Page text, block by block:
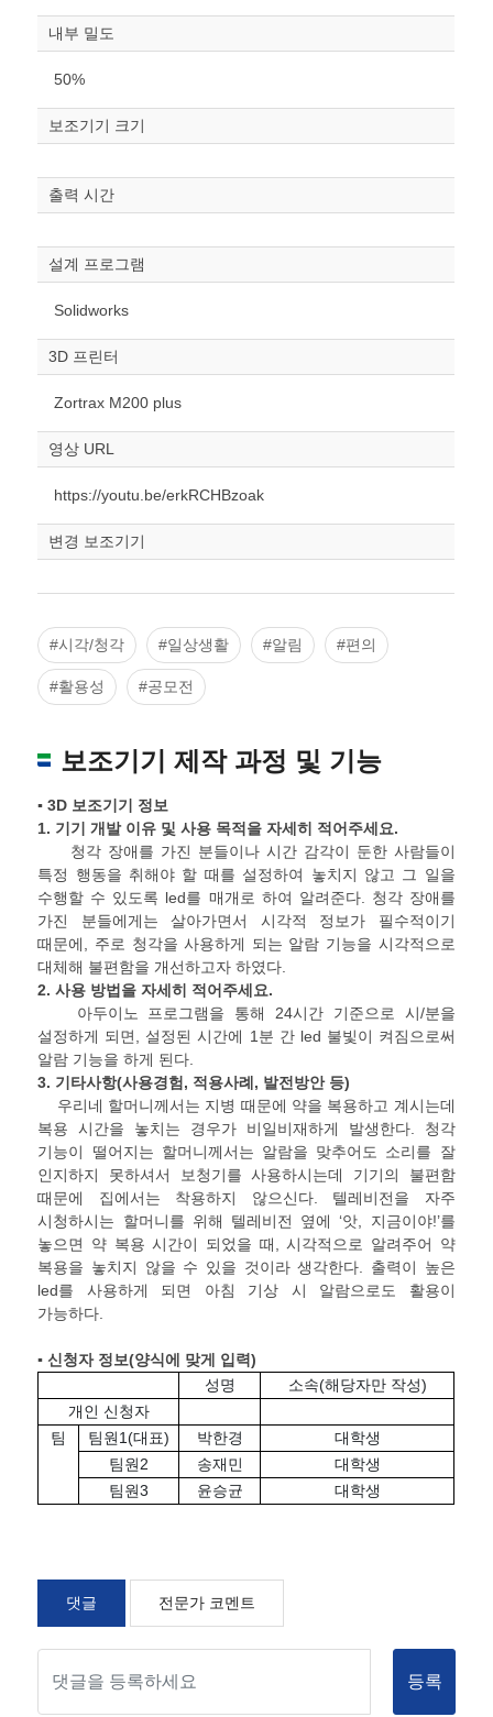
조정“ 버튼을 눌러주세요.
mm
폭
스케일
조정
내부 밀도
50%
보조기기 크기
출력 시간
설계 프로그램
Solidworks
3D 프린터
Zortrax M200 plus
영상 URL
https://youtu.be/erkRCHBzoak
변경 보조기기
#시각/청각 #일상생활 #알림 #편의
#활용성 #공모전
보조기기 제작 과정 및 기능
▪ 3D 보조기기 정보
1. 기기 개발 이유 및 사용 목적을 자세히 적어주세요.
청각 장애를 가진 분들이나 시간 감각이 둔한 사람들이
특정 행동을 취해야 할 때를 설정하여 놓치지 않고 그 일을
수행할 수 있도록 led를 매개로 하여 알려준다. 청각 장애를
가진 분들에게는 살아가면서 시각적 정보가 필수적이기
때문에, 주로 청각을 사용하게 되는 알람 기능을 시각적으로
대체해 불편함을 개선하고자 하였다.
2.사용 방법을 자세히 적어주세요.
아두이노 프로그램을 통해 24시간 기준으로 시/분을
설정하게 되면, 설정된 시간에 1분 간 led 불빛이 켜짐으로써
알람 기능을 하게 된다.
3. 기타사항(사용경험, 적용사례 , 발전방안 등)
우리네 할머니께서는 지병 때문에 약을 복용하고 계시는데
복용 시간을 놓치는 경우가 비일비재하게 발생한다. 청각
기능이 떨어지는 할머니께서는 알람을 맞추어도 소리를 잘
인지하지 못하셔서 보청기를 사용하시는데 기기의 불편함
때문에 집에서는 착용하지 않으신다. 텔레비전을 자주
시청하시는 할머니를 위해 텔레비전 옆에 ‘앗, 지금이야!’를
놓으면 약 복용 시간이 되었을 때, 시각적으로 알려주어 약
복용을 놓치지 않을 수 있을 것이라 생각한다. 출력이 높은
led를 사용하게 되면 아침 기상 시 알람으로도 활용이
가능하다.
▪ 신청자 정보(양식에 맞게 입력)
성명
소속(해당자만 작성)
개인 신청자
팀
팀원1(대표) 박한경
대학생
팀원2
송재민
대학생
팀원3
윤승균 대학생
댓글 전문가 코멘트
등록